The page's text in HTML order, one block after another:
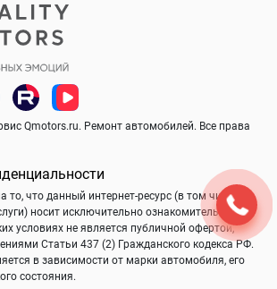
Qmotors.ru. Ремонт автомобилей. Все права
то, что данный интернет-ресурс (в том числе
носит исключительно ознакомительный
условиях не является публичной офертой,
Статьи 437 (2) Гражданского кодекса РФ.
в зависимости от марки автомобиля, его
состояния.